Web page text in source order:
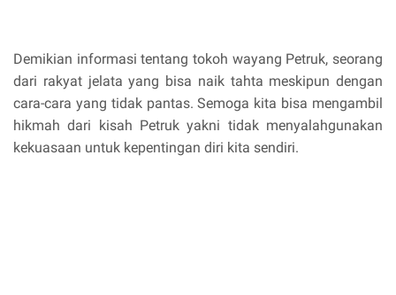
Demikian informasi tentang tokoh wayang Petruk, seorang
dari rakyat jelata yang bisa naik tahta meskipun dengan
cara-cara yang tidak pantas. Semoga kita bisa mengambil
hikmah dari kisah Petruk yakni tidak menyalahgunakan
kekuasaan untuk kepentingan diri kita sendiri.